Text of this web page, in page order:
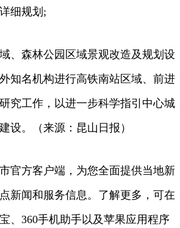
细规划;
、森林公园区域景观改造及规划设
知名机构进行高铁南站区域、前进
究工作，以进一步科学指引中心城
设。（来源：昆山日报）
官方客户端，为您全面提供当地新
新闻和服务信息。了解更多，可在
、360手机助手以及苹果应用程序